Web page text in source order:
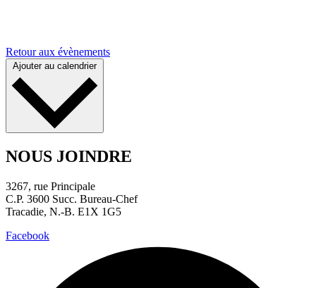
Retour aux évènements
Ajouter au calendrier
NOUS JOINDRE
3267, rue Principale
C.P. 3600 Succ. Bureau-Chef
Tracadie, N.-B. E1X 1G5
Facebook